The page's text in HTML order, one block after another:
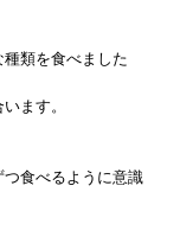
類を食べました
ます。
食べるように意識